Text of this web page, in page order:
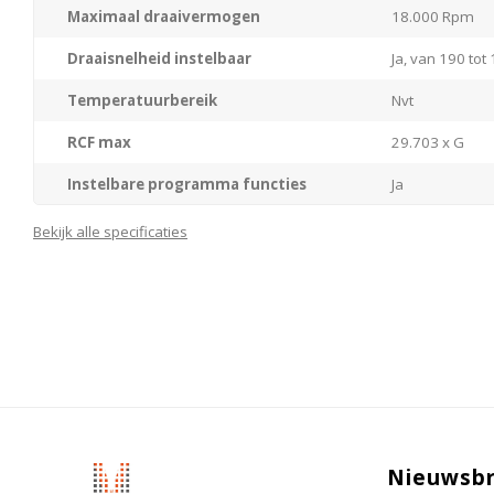
Maximaal draaivermogen 18.000 Rpm
Draaisnelheid instelbaar Ja, van 190
Temperatuurbereik Nvt
RCF max 29.703 x G
Instelbare programma functies Ja
Tijdfunctie
Netspanning 230V / 50-60Hz
Bekijk alle specificaties